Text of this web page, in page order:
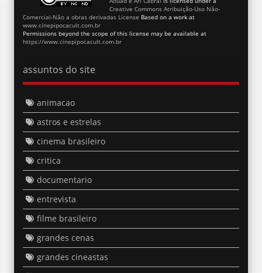
Creative Commons Atribuição-Uso Não-
Comercial-Não a obras derivadas License Based on a work at
www.cinepipocacult.com.br
Permissions beyond the scope of this license may be available at
https://www.cinepipocacult.com.br
assuntos do site
animacao
astros e estrelas
cinema brasileiro
critica
documentario
entrevista
filme brasileiro
grandes cenas
grandes cineastas